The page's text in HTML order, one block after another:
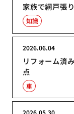
家族で網戸張
知識
リフォーム済
点
2026.06.04
車